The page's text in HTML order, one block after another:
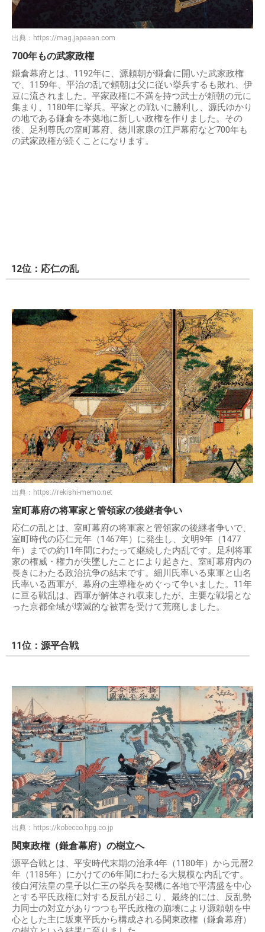
出典： https://mag.japaaan.com
700年もの武家政権
鎌倉幕府とは、1192年に、源頼朝が鎌倉に開いた武家政権
で、1159年、平治の乱で頼朝は父に従い挙兵するも敗れ、伊
豆に流されました。平家政権に不満を持つ武士が頼朝の元に
集まり、1180年に挙兵。平家との戦いに勝利し、源氏ゆかり
の地である鎌倉を本拠地に新しい政権を作りました。その
後、足利尊氏の室町幕府、徳川家康の江戸幕府など700年も
の武家政権が続くことになります。
12位：応仁の乱
出典： https://rekishi-memo.net
室町幕府の将軍家と管領家の後継者争い
応仁の乱とは、室町幕府の将軍家と管領家の後継者争いで、
室町時代の応仁元年（1467年）に発生し、文明9年（1477
年）までの約11年間にわたって継続した内乱です。足利将軍
家の権威・権力が失墜したことにより起きた、室町幕府内の
長きにわたる政治抗争の結末です。細川氏率いる東軍と山名
氏率いる西軍が、幕府の主導権をめぐって争いました。11年
に亘る戦乱は、西軍が解体され収束したが、主要な戦場とな
った京都全域が壊滅的な被害を受けて荒廃しました。
11位：源平合戦
出典： https://kobecco.hpg.co.jp
関東政権（鎌倉幕府）の樹立へ
源平合戦とは、平安時代末期の治承4年（1180年）から元暦2
年（1185年）にかけての6年間にわたる大規模な内乱です。
後白河法皇の皇子以仁王の挙兵を契機に各地で平清盛を中心
とする平氏政権に対する反乱が起こり、最終的には、反乱勢
力同士の対立がありつつも平氏政権の崩壊により源頼朝を中
心とした主に坂東平氏から構成される関東政権（鎌倉幕府）